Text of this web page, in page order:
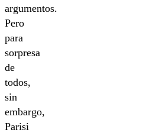
argumentos.
Pero
para
sorpresa
de
todos,
sin
embargo,
Parisi